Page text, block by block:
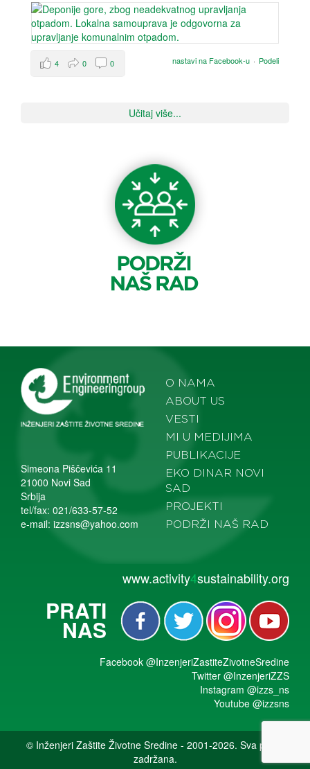
nastavi na Facebook-u · Podeli
4 0 0
Učitaj više...
Simeona Piščevića 11
21000 Novi Sad
Srbija
tel/fax: 021/633-57-52
e-mail: izzsns@yahoo.com
O NAMA
ABOUT US
VESTI
MI U MEDIJIMA
PUBLIKACIJE
EKO DINAR NOVI
SAD
PROJEKTI
PODRŽI NAŠ RAD
www.activity4sustainability.org
PRATI
NAS
Facebook @InzenjeriZastiteZivotneSredine
Twitter @InzenjeriZZS
Instagram @izzs_ns
Youtube @izzsns
© Inženjeri Zaštite Životne Sredine - 2001-2026. Sva prava
zadržana.